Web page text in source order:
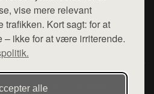
vise mere relevant
trafikken. Kort sagt: for at
– ikke for at være irriterende.
alle
Mail: hej@want.dk
Cookie- og privatlivspolitik
der udgiver en række